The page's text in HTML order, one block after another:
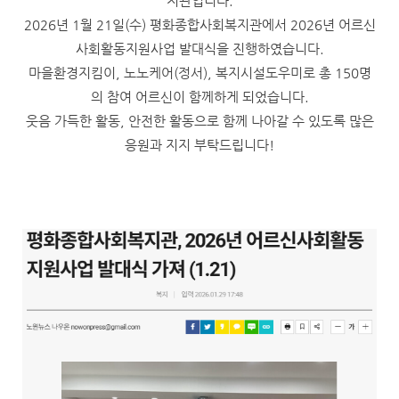
2026년 1월 21일(수) 평화종합사회복지관에서 2026년 어르신
사회활동지원사업 발대식을 진행하였습니다.
마을환경지킴이, 노노케어(정서), 복지시설도우미로 총 150명
의 참여 어르신이 함께하게 되었습니다.
웃음 가득한 활동, 안전한 활동으로 함께 나아갈 수 있도록 많은
응원과 지지 부탁드립니다!